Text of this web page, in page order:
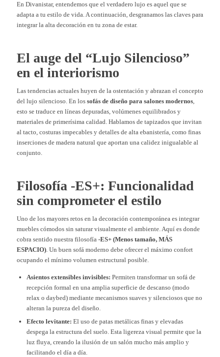
En Divanistar, entendemos que el verdadero lujo es aquel que se
adapta a tu estilo de vida. A continuación, desgranamos las claves para
integrar la alta decoración en tu zona de estar.
El auge del “Lujo Silencioso”
en el interiorismo
Las tendencias actuales huyen de la ostentación y abrazan el concepto
del lujo silencioso. En los sofás de diseño para salones modernos,
esto se traduce en líneas depuradas, volúmenes equilibrados y
materiales de primerísima calidad. Hablamos de tapizados que invitan
al tacto, costuras impecables y detalles de alta ebanistería, como finas
inserciones de madera natural que aportan una calidez inigualable al
conjunto.
Filosofía -ES+: Funcionalidad
sin comprometer el estilo
Uno de los mayores retos en la decoración contemporánea es integrar
muebles cómodos sin saturar visualmente el ambiente. Aquí es donde
cobra sentido nuestra filosofía -ES+ (Menos tamaño, MÁS
ESPACIO). Un buen sofá moderno debe ofrecer el máximo confort
ocupando el mínimo volumen estructural posible.
Asientos extensibles invisibles: Permiten transformar un sofá de
recepción formal en una amplia superficie de descanso (modo
relax o daybed) mediante mecanismos suaves y silenciosos que no
alteran la pureza del diseño.
Efecto levitante: El uso de patas metálicas finas y elevadas
despega la estructura del suelo. Esta ligereza visual permite que la
luz fluya, creando la ilusión de un salón mucho más amplio y
facilitando el día a día.